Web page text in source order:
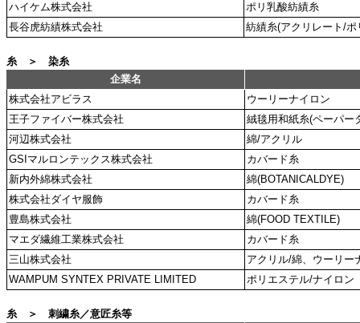
ハイケム株式会社
ポリ乳酸紡績糸
長谷虎紡績株式会社
紡績糸(アクリレート/ポ
糸 ＞ 染糸
企業名
株式会社アビラス
ウーリーナイロン
王子ファイバー株式会社
絨毯用和紙糸(ペーパー
河辺株式会社
綿/アクリル
GSIマルロンテックス株式会社
カバード糸
新内外綿株式会社
綿(BOTANICALDYE)
株式会社ダイヤ服飾
カバード糸
豊島株式会社
綿(FOOD TEXTILE)
マエダ繊維工業株式会社
カバード糸
三山株式会社
アクリル/綿、ウーリー
WAMPUM SYNTEX PRIVATE LIMITED
ポリエステル/ナイロン
糸 ＞ 刺繍糸／意匠糸等